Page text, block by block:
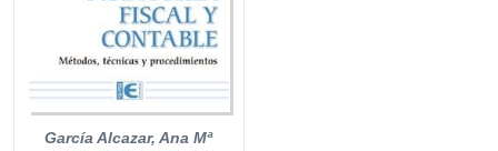
García Alcazar, Ana Mª